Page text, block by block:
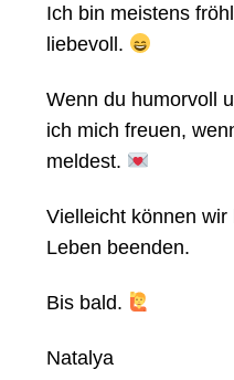
Ich bin meistens
liebevoll.
Wenn du humorvoll
ich mich freuen,
meldest.
Vielleicht können
Leben beenden.
Bis bald.
Natalya